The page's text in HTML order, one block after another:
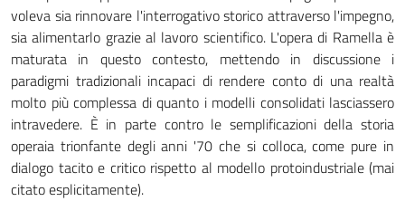
voleva sia rinnovare l'interrogativo storico attraverso l'impegno,
sia alimentarlo grazie al lavoro scientifico. L'opera di Ramella è
maturata in questo contesto, mettendo in discussione i
paradigmi tradizionali incapaci di rendere conto di una realtà
molto più complessa di quanto i modelli consolidati lasciassero
intravedere. È in parte contro le semplificazioni della storia
operaia trionfante degli anni '70 che si colloca, come pure in
dialogo tacito e critico rispetto al modello protoindustriale (mai
citato esplicitamente).